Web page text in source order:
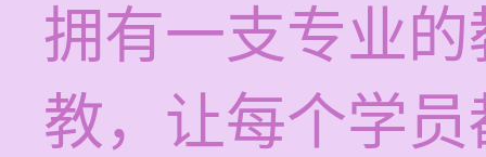
拥有一支专业
教，让每个学